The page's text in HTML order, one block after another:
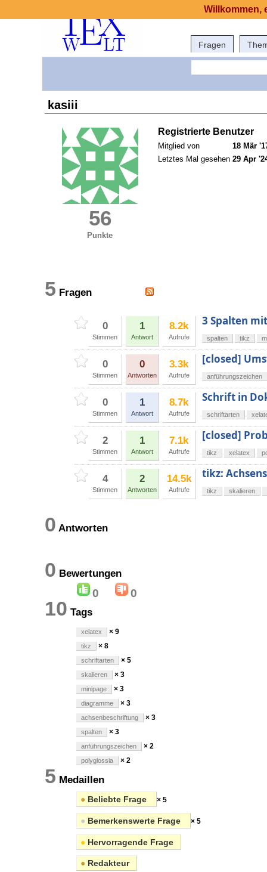
Fragen
kasiii
56
Punkte
Registrierte Benutzer
Mitglied von
18 Mär
Letztes Mal gesehen 29 Apr
5 Fragen
0
Stimmen
1
Antwort
8.2k
Aufrufe
3 Spalten
spalten tikz
0
Stimmen
0
Antworten
3.3k
Aufrufe
[closed]
anführungszeichen
0
Stimmen
1
Antwort
8.7k
Aufrufe
Schrift in
schriftarten
2
Stimmen
1
Antwort
7.1k
Aufrufe
[closed]
tikz xelatex
4
Stimmen
2
Antworten
14.5k
Aufrufe
tikz:
tikz skalieren
0 Antworten
0 Bewertungen
0 0
10 Tags
xelatex × 9
tikz × 8
schriftarten × 5
skalieren × 3
minipage × 3
diagramme × 3
achsenbeschriftung × 3
spalten × 3
anführungszeichen × 2
polyglossia × 2
5 Medaillen
● Beliebte Frage × 5
● Bemerkenswerte Frage × 5
● Hervorragende Frage
● Redakteur
Willkommen,